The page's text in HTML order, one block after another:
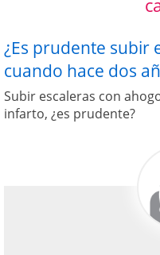
¿Es prudente subir
cuando hace dos
Subir escaleras con
infarto, ¿es prudente?